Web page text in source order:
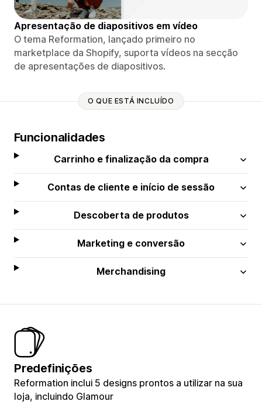
Apresentação de diapositivos em vídeo
O tema Reformation, lançado primeiro no
marketplace da Shopify, suporta vídeos na secção
de apresentações de diapositivos.
O QUE ESTÁ INCLUÍDO
Funcionalidades
Carrinho e finalização da compra
Contas de cliente e início de sessão
Descoberta de produtos
Marketing e conversão
Merchandising
Predefinições
Reformation inclui 5 designs prontos a utilizar na sua
loja, incluindo Glamour